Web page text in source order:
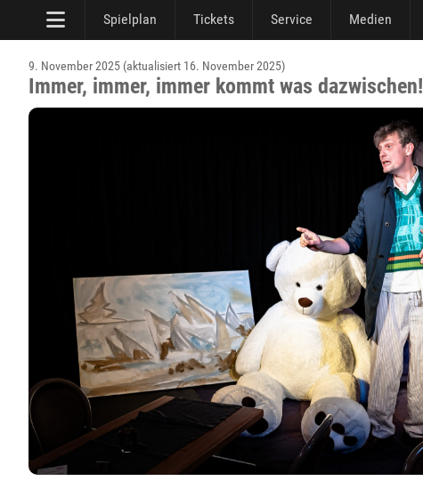
Spielplan Tickets Service Medien
9. November 2025 (aktualisiert 16. November 2025)
Immer, immer, immer kommt was dazwischen!